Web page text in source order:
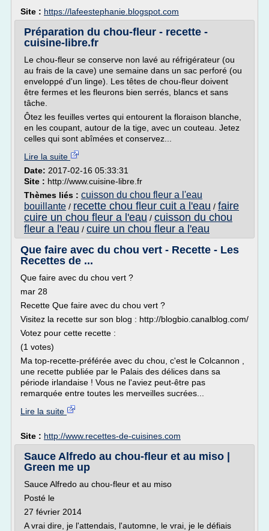
Site : https://lafeestephanie.blogspot.com
Préparation du chou-fleur - recette -
cuisine-libre.fr
Le chou-fleur se conserve non lavé au réfrigérateur (ou
au frais de la cave) une semaine dans un sac perforé (ou
enveloppé d'un linge). Les têtes de chou-fleur doivent
être fermes et les fleurons bien serrés, blancs et sans
tâche.
Ôtez les feuilles vertes qui entourent la floraison blanche,
en les coupant, autour de la tige, avec un couteau. Jetez
celles qui sont abîmées et conservez...
Lire la suite
Date: 2017-02-16 05:33:31
Site : http://www.cuisine-libre.fr
Thèmes liés : cuisson du chou fleur a l'eau
bouillante / recette chou fleur cuit a l'eau / faire
cuire un chou fleur a l'eau / cuisson du chou
fleur a l'eau / cuire un chou fleur a l'eau
Que faire avec du chou vert - Recette - Les
Recettes de ...
Que faire avec du chou vert ?
mar 28
Recette Que faire avec du chou vert ?
Visitez la recette sur son blog : http://blogbio.canalblog.com/
Votez pour cette recette :
(1 votes)
Ma top-recette-préférée avec du chou, c'est le Colcannon ,
une recette publiée par le Palais des délices dans sa
période irlandaise ! Vous ne l'aviez peut-être pas
remarquée entre toutes les merveilles sucrées...
Lire la suite
Site : http://www.recettes-de-cuisines.com
Sauce Alfredo au chou-fleur et au miso |
Green me up
Sauce Alfredo au chou-fleur et au miso
Posté le
27 février 2014
A vrai dire, je l'attendais, l'automne, le vrai, je le défiais